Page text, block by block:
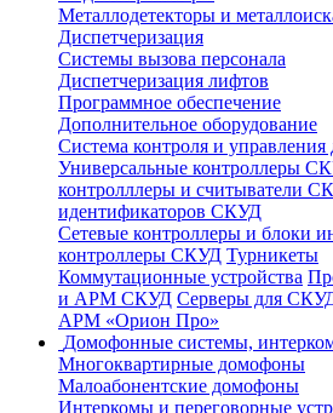
Металлодетекторы и
Диспетчеризация
Системы вызова персонала
Диспетчеризация лифтов
Программное обеспечение
Дополнительное оборудование
Система контроля и
Универсальные контроллеры
контролллеры и считыватели
идентификаторов СКУД
Сетевые контроллеры и блоки
контроллеры СКУД Турникеты
Коммутационные устройства
и АРМ СКУД Серверы для
АРМ «Орион Про»
Домофонные системы,
Многоквартирные домофоны
Малоабонентские домофоны
Интеркомы и переговорные